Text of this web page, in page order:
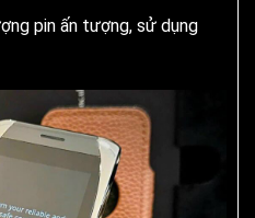
pin ấn tượng, sử dụng